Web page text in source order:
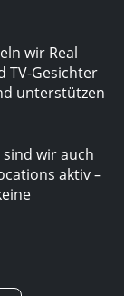
wir Real
TV-Gesichter
unterstützen
wir auch
aktiv –